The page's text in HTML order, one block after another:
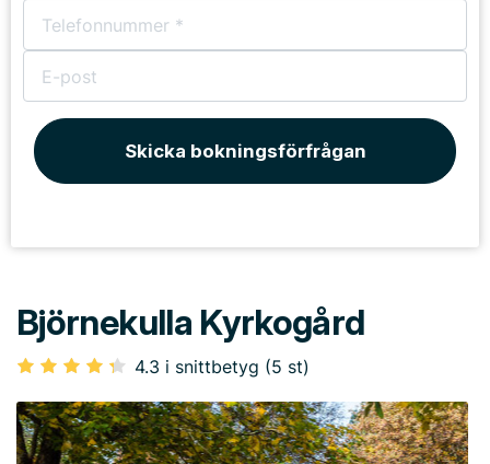
Skicka bokningsförfrågan
Björnekulla Kyrkogård
4.3 i snittbetyg (5 st)